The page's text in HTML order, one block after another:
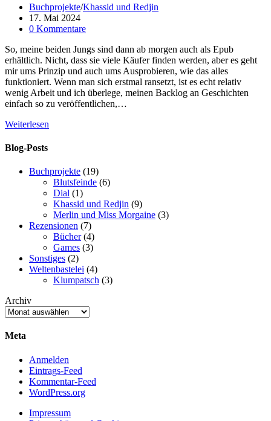
als
Epub
Beitrags-
Kategorie:
Buchprojekte/Khassid und Redjin
Beitrag
veröffentlicht:
17. Mai 2024
Beitrags-
0 Kommentare
So, meine beiden Jungs sind dann ab morgen auch als Epub
erhältlich. Nicht, dass sie viele Käufer finden werden, aber es geht
mir ums Prinzip und auch ums Ausprobieren, wie das alles
funktioniert. Wenn man sich erstmal ransetzt, ist es echt relativ
wenig Arbeit und ich überlege, meinen Backlog an Geschichten
einfach so zu veröffentlichen,…
Weiterlesen
Red
Blog-Posts
Buchprojekte (19)
Blutsfeinde (6)
Dial (1)
Khassid und Redjin (9)
Merlin und Miss Morgaine (3)
Rezensionen (7)
Bücher (4)
Games (3)
Sonstiges (2)
Weltenbastelei (4)
Klumpatsch (3)
Archiv
Meta
Anmelden
Eintrags-Feed
Kommentar-Feed
WordPress.org
Impressum